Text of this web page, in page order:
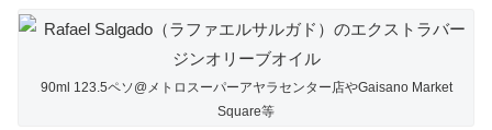
90ml 123.5ペソ@メトロスーパーアヤラセンター店やGaisano Market
Square等